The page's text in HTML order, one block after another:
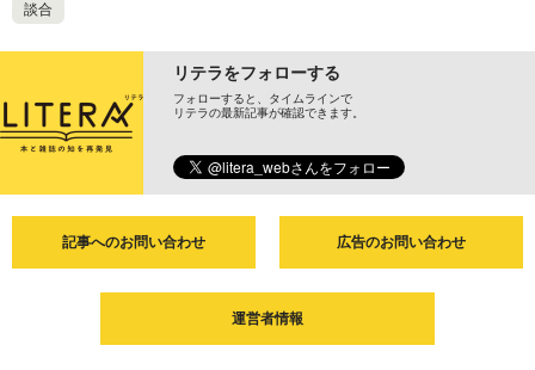
談合
リテラをフォローする
フォローすると、タイムラインで
リテラの最新記事が確認できます。
記事へのお問い合わせ 広告のお問い合わせ
運営者情報